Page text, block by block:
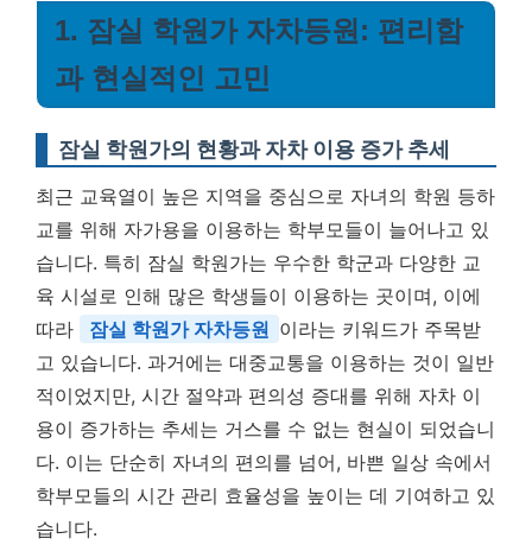
1. 잠실 학원가 자차등원: 편리함
과 현실적인 고민
잠실 학원가의 현황과 자차 이용 증가 추세
최근 교육열이 높은 지역을 중심으로 자녀의 학원 등하
교를 위해 자가용을 이용하는 학부모들이 늘어나고 있
습니다. 특히 잠실 학원가는 우수한 학군과 다양한 교
육 시설로 인해 많은 학생들이 이용하는 곳이며, 이에
따라
잠실 학원가 자차등원 이라는 키워드가 주목받
고 있습니다. 과거에는 대중교통을 이용하는 것이 일반
적이었지만, 시간 절약과 편의성 증대를 위해 자차 이
용이 증가하는 추세는 거스를 수 없는 현실이 되었습니
다. 이는 단순히 자녀의 편의를 넘어, 바쁜 일상 속에서
학부모들의 시간 관리 효율성을 높이는 데 기여하고 있
습니다.